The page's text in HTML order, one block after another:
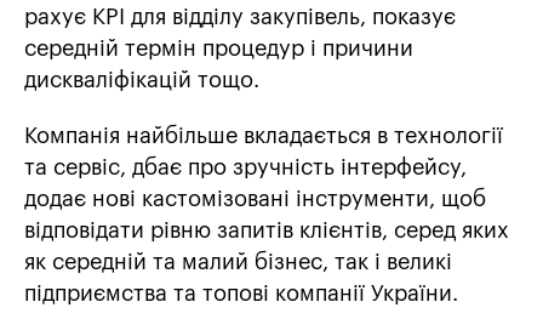
рахує KPI для відділу закупівель, показує
середній термін процедур і причини
дискваліфікацій тощо.
Компанія найбільше вкладається в технології
та сервіс, дбає про зручність інтерфейсу,
додає нові кастомізовані інструменти, щоб
відповідати рівню запитів клієнтів, серед яких
як середній та малий бізнес, так і великі
підприємства та топові компанії України.